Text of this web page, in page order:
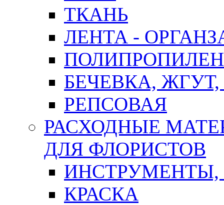
ТКАНЬ
ЛЕНТА -
БЕЧЕВКА,
РЕПСОВАЯ
РАСХОДНЫЕ
ДЛЯ ФЛОРИСТОВ
ИНСТРУМЕНТЫ,
КРАСКА